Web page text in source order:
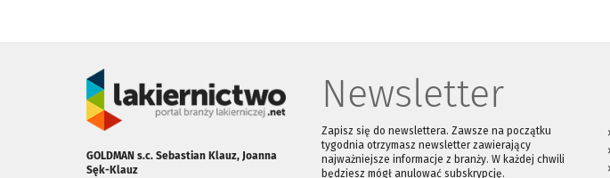
GOLDMAN s.c. Sebastian Klauz, Joanna
Sęk-Klauz
Newsletter
Zapisz się do newslettera. Zawsze na początku
tygodnia otrzymasz newsletter zawierający
najważniejsze informacje z branży. W każdej chwili
będziesz mógł anulować subskrypcję.